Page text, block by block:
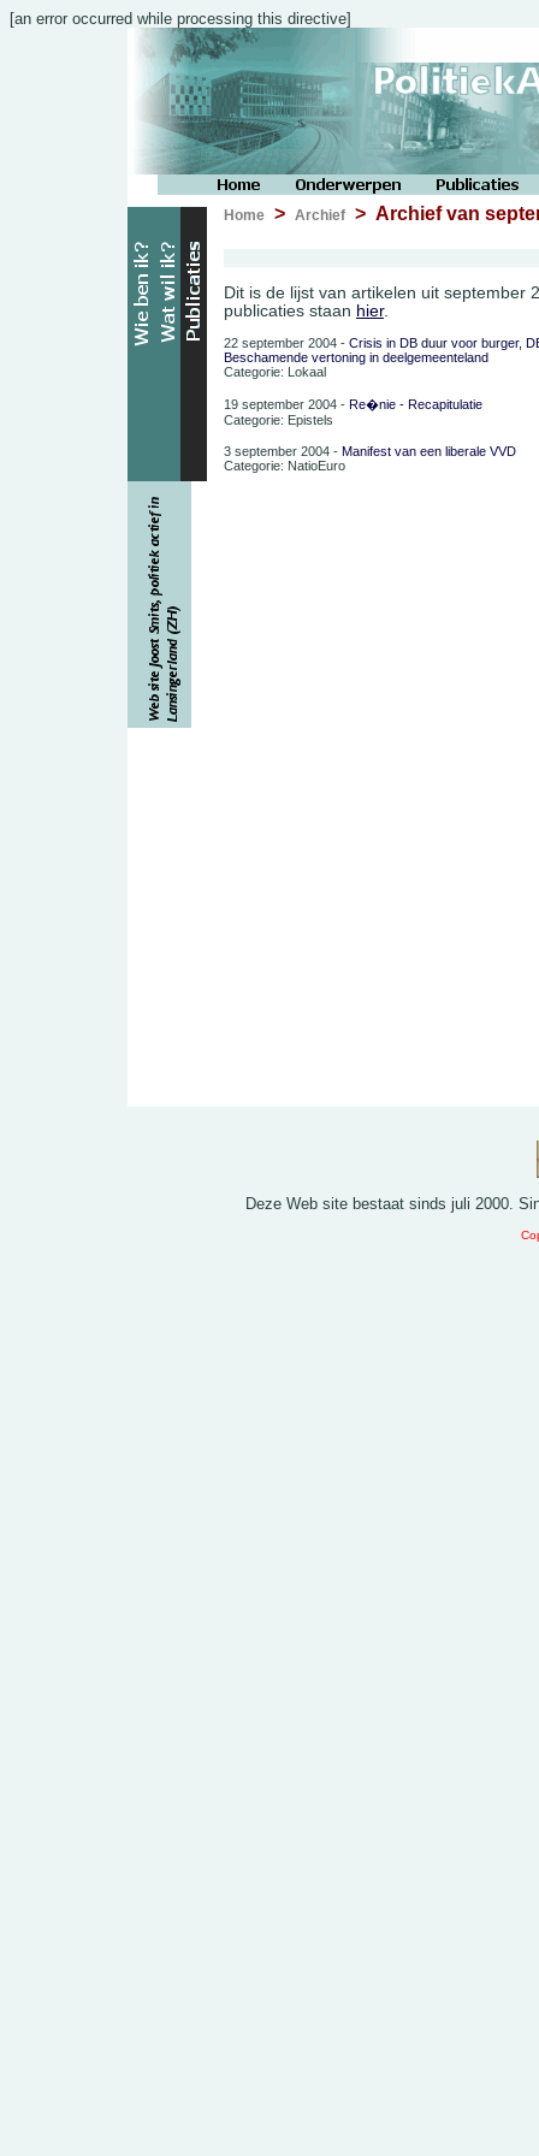
[an error occurred while processing this directive]
Home > Archief > Archief van
Dit is de lijst van artikelen uit september
publicaties staan hier.
22 september 2004 - Crisis in DB duur voor burger,
Beschamende vertoning in deelgemeenteland
Categorie: Lokaal
19 september 2004 - Re�nie - Recapitulatie
Categorie: Epistels
3 september 2004 - Manifest van een liberale VVD
Categorie: NatioEuro
Deze Web site bestaat sinds juli 2000.